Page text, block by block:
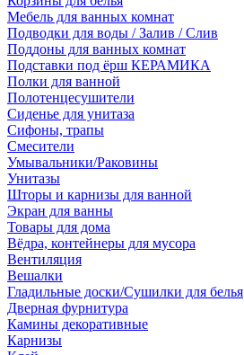
Мебель для ванных комнат
Подводки для воды / Залив / Слив
Поддоны для ванных комнат
Подставки под ёрш КЕРАМИКА
Полки для ванной
Полотенцесушители
Сиденье для унитаза
Сифоны, трапы
Смесители
Умывальники/Раковины
Унитазы
Шторы и карнизы для ванной
Экран для ванны
Товары для дома
Вёдра, контейнеры для мусора
Вентиляция
Вешалки
Гладильные доски/Сушилки для белья
Дверная фурнитура
Камины декоративные
Карнизы